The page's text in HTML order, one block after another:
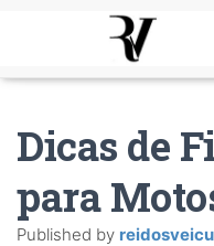
Dicas de
para
Published by